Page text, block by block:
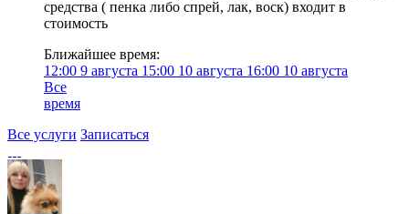
средства ( пенка либо спрей, лак, воск) входит в
стоимость
Ближайшее время:
12:00 9 августа 15:00 10 августа 16:00 10 августа
Все
время
Все услуги Записаться